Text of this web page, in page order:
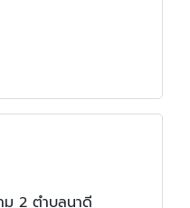
2 ตำบลนาดี